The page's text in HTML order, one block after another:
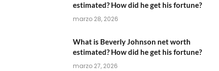
estimated? How did he get his fortune?
marzo 28, 2026
What is Beverly Johnson net worth
estimated? How did he get his fortune?
marzo 27, 2026